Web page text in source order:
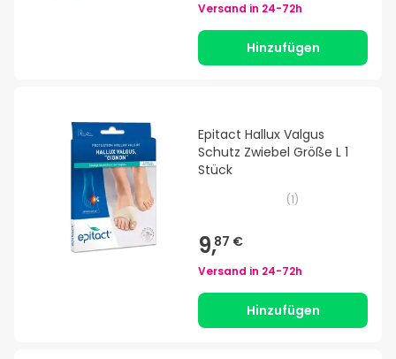
Versand in 24-72h
Hinzufügen
Epitact Hallux Valgus
Schutz Zwiebel Größe L 1
Stück
(1)
9,87 €
Versand in 24-72h
Hinzufügen